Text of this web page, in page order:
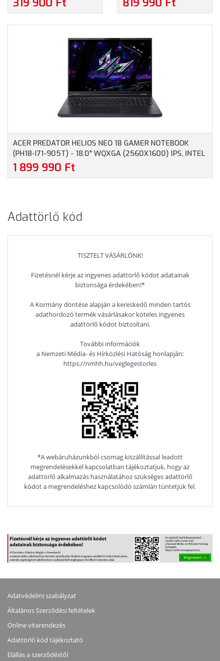
AMD RYZEN 5-7535HS,
3050 6GB, MAGYAR
WINDOWS 11 HOME, 3
ÉV GARANCIA, FEKETE
RYZEN 7-260, 32GB
8GB, MAGYAR
BILLENTYŰZET,
OPERÁCIÓS RENDSZER
NÉLKÜL, 3 ÉV GARANCIA,
FEKETE SZÍNBEN
ACER PREDATOR HELIOS NEO 18 GAMER NOTEBOOK
(PH18-I71-905T) - 18.0" WQXGA (2560X1600) IPS, INTEL
CORE ULTRA 9-290HX, 96GB RAM, 2TB SSD, NVIDIA
GEFORCE RTX 5080 16GB, MAGYAR BILLENTYŰZET,
1 899 990 Ft
Adattörlő kód
TISZTELT VÁSÁRLÓNK!
Fizetésnél kérje az ingyenes adattörlő kódot adatainak
biztonsága érdekében!*
A Kormány döntése alapján a kereskedő minden tartós
adathordozó termék vásárlásakor köteles ingyenes
adattörlő kódot biztosítani.
További információk
a Nemzeti Média- és Hírközlési Hatóság honlapján:
https://nmhh.hu/veglegestorles
*A webáruházunkból csomag kiszállítással leadott
megrendelésekkel kapcsolatban tájékoztatjuk, hogy az
adattörlő alkalmazás használatához szükséges adattörlő
kódot a megrendeléshez kapcsolódó számlán tüntetjük fel.
Adatvédelmi szabályzat
Általános Szerződési feltételek
Online vitarendezés
Adattörlő kód tájékoztató
Elállás a szerződéstől